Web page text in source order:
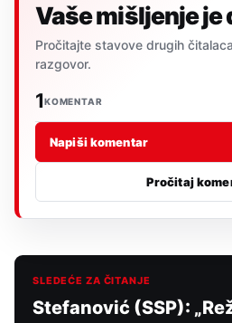
Vaše mišljenje je
Pročitajte stavove drugih
razgovor.
1KOMENTAR
Napiši komentar
Pročitaj
SLEDEĆE ZA ČITANJE
Stefanović (SSP):